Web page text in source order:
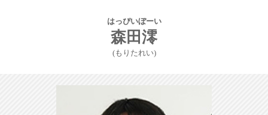
はっぴいぼーい
森田澪
(もりたれい)